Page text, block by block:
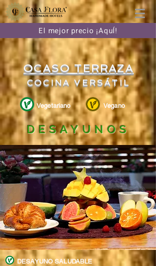
El mejor precio ¡AquÍ!
OCASO TERRAZA
COCINA VERSÁTIL
Vegetariano Vegano
DESAYUNOS
DESAYUNO SALUDABLE